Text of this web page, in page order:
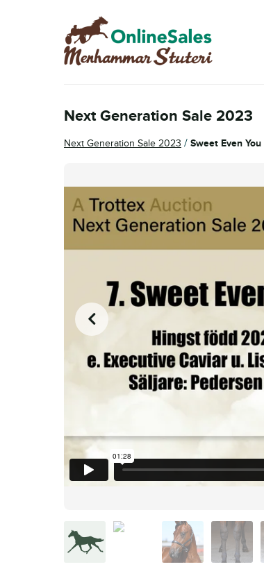
Skip
to
navigation
Skip
to
content
Next Generation Sale 2023
Next Generation Sale 2023 / Sweet Even You
7. Sweet Even You fromMalin Albinssonon